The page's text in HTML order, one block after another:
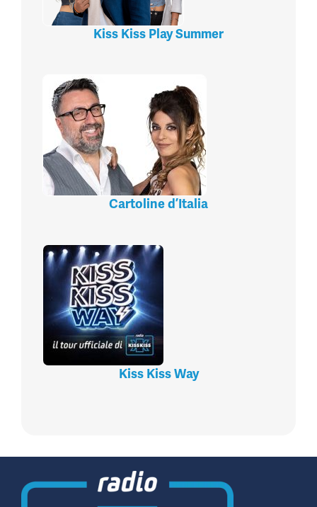
Kiss Kiss Play Summer
Cartoline d’Italia
Kiss Kiss Way